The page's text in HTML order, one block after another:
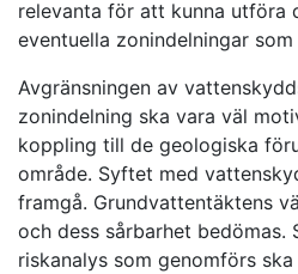
relevanta för att kunna utföra
eventuella zonindelningar
Avgränsningen av
zonindelning ska vara väl
koppling till de geologiska
område. Syftet med
framgå. Grundvattentäktens
och dess sårbarhet bedömas.
riskanalys som genomförs